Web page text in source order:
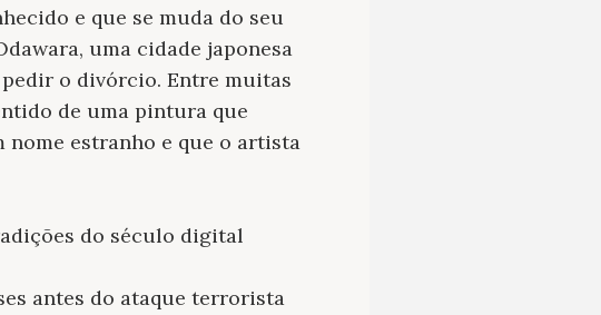
e que se muda do seu
uma cidade japonesa
o divórcio. Entre muitas
de uma pintura que
nome estranho e que o artista
do século digital
antes do ataque terrorista